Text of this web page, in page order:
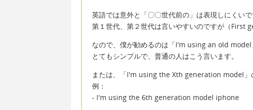
英語では意外と「〇〇世代前の」は表現しにくいで
第１世代、第２世代は言いやすいのですが（First
なので、僕が勧めるのは「I'm using an old model
とてもシンプルで、普通の人はこう言います。
または、「I'm using the Xth generation model」
例：
- I'm using the 6th generation model iphone